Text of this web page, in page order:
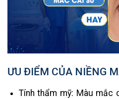
ƯU ĐIỂM CỦA NIỀNG
Tính thẩm mỹ: Màu mắc